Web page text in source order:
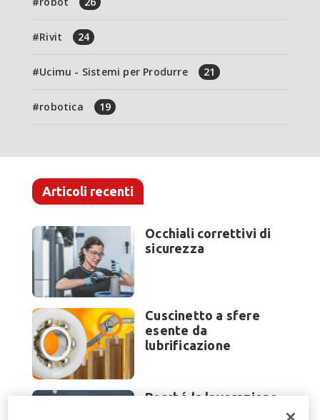
Rivit 24
Ucimu - Sistemi per Produrre 21
robotica 19
Articoli recenti
Occhiali correttivi di
sicurezza
Cuscinetto a sfere
esente da
lubrificazione
Perché la lavorazione